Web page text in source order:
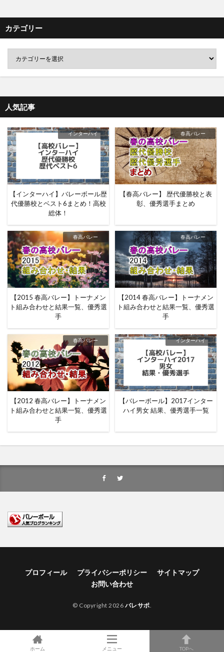
カテゴリー
人気記事
インターハイ
【インターハイ】バレーボール歴
代優勝校とベスト6まとめ！高校
総体！
春高バレー
【春高バレー】 歴代優勝校と表
彰、優秀選手まとめ
春高バレー
【2015 春高バレー】トーナメン
ト組み合わせと結果一覧、優秀選
手
春高バレー
【2014 春高バレー】トーナメン
ト組み合わせと結果一覧、優秀選
手
春高バレー
【2012 春高バレー】トーナメン
ト組み合わせと結果一覧、優秀選
手
インターハイ
【バレーボール】2017インター
ハイ男女 結果、優秀選手一覧
プロフィール プライバシーポリシー
サイトマップ
お問い合わせ
© Copyright 2026 バレサポ.
ホーム メニュー TOPへ